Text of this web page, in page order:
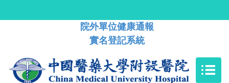
院外單位健康通報
實名登記系統